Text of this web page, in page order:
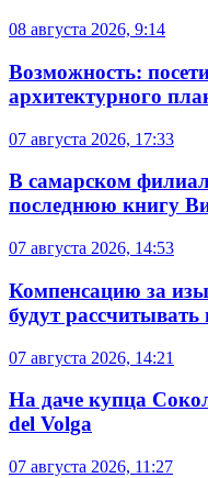
08 августа 2026, 9:14
Возможность:
архитектурного
07 августа 2026, 17:33
В самарском
последнюю книгу
07 августа 2026, 14:53
Компенсацию за
будут
07 августа 2026, 14:21
На даче купца
del Volga
07 августа 2026, 11:27